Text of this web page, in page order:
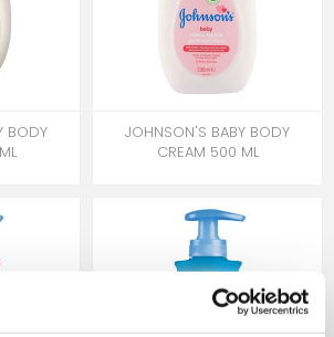
BODY
JOHNSON'S BABY BODY
CREAM 500 ML